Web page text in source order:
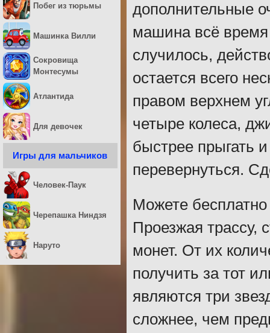
дополнительные
машина всё время
случилось,
остается всего
правом верхнем
четыре колеса,
быстрее прыгать
перевернуться.
Можете бесплатно
Проезжая трассу,
монет. От их
получить за тот
являются три
сложнее, чем
Побег из тюрьмы
Машинка Вилли
Сокровища
Монтесумы
Атлантида
Для девочек
Игры для мальчиков
Человек-Паук
Черепашка Ниндзя
Наруто